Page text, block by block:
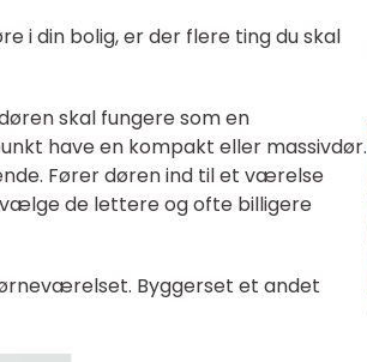
i din bolig, er der flere ting du skal
skal fungere som en
have en kompakt eller massivdør.
Fører døren ind til et værelse
de lettere og ofte billigere
Byggerset et andet